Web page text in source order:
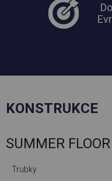
KONSTRUKCE
SUMMER FLOOR
Trubky